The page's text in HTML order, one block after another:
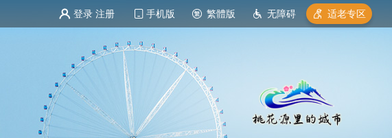
登录 注册 手机版 繁體版 无障碍 适老专区